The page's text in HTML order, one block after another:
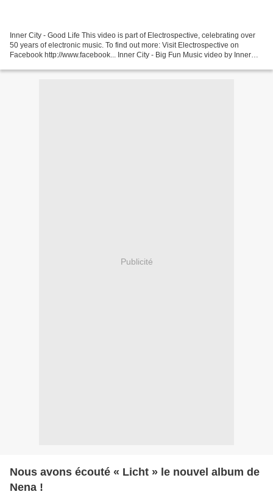
Inner City - Good Life This video is part of Electrospective, celebrating over
50 years of electronic music. To find out more: Visit Electrospective on
Facebook http://www.facebook... Inner City - Big Fun Music video by Inner
Publicité
Nous avons écouté « Licht » le nouvel album de
Nena !